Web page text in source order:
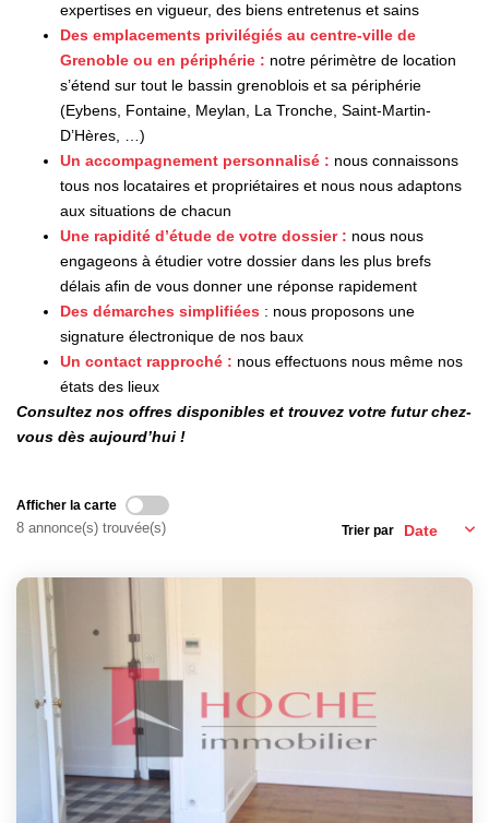
expertises en vigueur, des biens entretenus et sains
Des emplacements privilégiés au centre-ville de
Grenoble ou en périphérie : notre périmètre de location
s’étend sur tout le bassin grenoblois et sa périphérie
(Eybens, Fontaine, Meylan, La Tronche, Saint-Martin-
D’Hères, …)
Un accompagnement personnalisé : nous connaissons
tous nos locataires et propriétaires et nous nous adaptons
aux situations de chacun
Une rapidité d’étude de votre dossier : nous nous
engageons à étudier votre dossier dans les plus brefs
délais afin de vous donner une réponse rapidement
Des démarches simplifiées : nous proposons une
signature électronique de nos baux
Un contact rapproché : nous effectuons nous même nos
états des lieux
Consultez nos offres disponibles et trouvez votre futur chez-
vous dès aujourd’hui !
Afficher la carte
8 annonce(s) trouvée(s) Trier par